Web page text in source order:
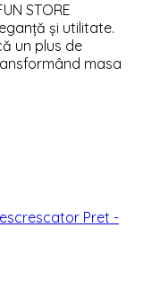
STORE
și utilitate.
un plus de
masa
Pret -